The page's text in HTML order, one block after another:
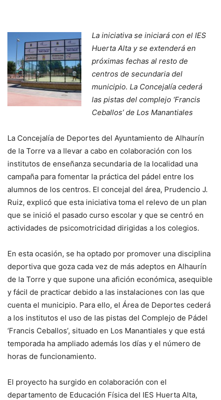
La iniciativa se iniciará con el IES
Huerta Alta y se extenderá en
próximas fechas al resto de
centros de secundaria del
municipio. La Concejalía cederá
las pistas del complejo ‘Francis
Ceballos’ de Los Manantiales
La Concejalía de Deportes del Ayuntamiento de Alhaurín
de la Torre va a llevar a cabo en colaboración con los
institutos de enseñanza secundaria de la localidad una
campaña para fomentar la práctica del pádel entre los
alumnos de los centros. El concejal del área, Prudencio J.
Ruiz, explicó que esta iniciativa toma el relevo de un plan
que se inició el pasado curso escolar y que se centró en
actividades de psicomotricidad dirigidas a los colegios.
En esta ocasión, se ha optado por promover una disciplina
deportiva que goza cada vez de más adeptos en Alhaurín
de la Torre y que supone una afición económica, asequible
y fácil de practicar debido a las instalaciones con las que
cuenta el municipio. Para ello, el Área de Deportes cederá
a los institutos el uso de las pistas del Complejo de Pádel
‘Francis Ceballos’, situado en Los Manantiales y que está
temporada ha ampliado además los días y el número de
horas de funcionamiento.
El proyecto ha surgido en colaboración con el
departamento de Educación Física del IES Huerta Alta,